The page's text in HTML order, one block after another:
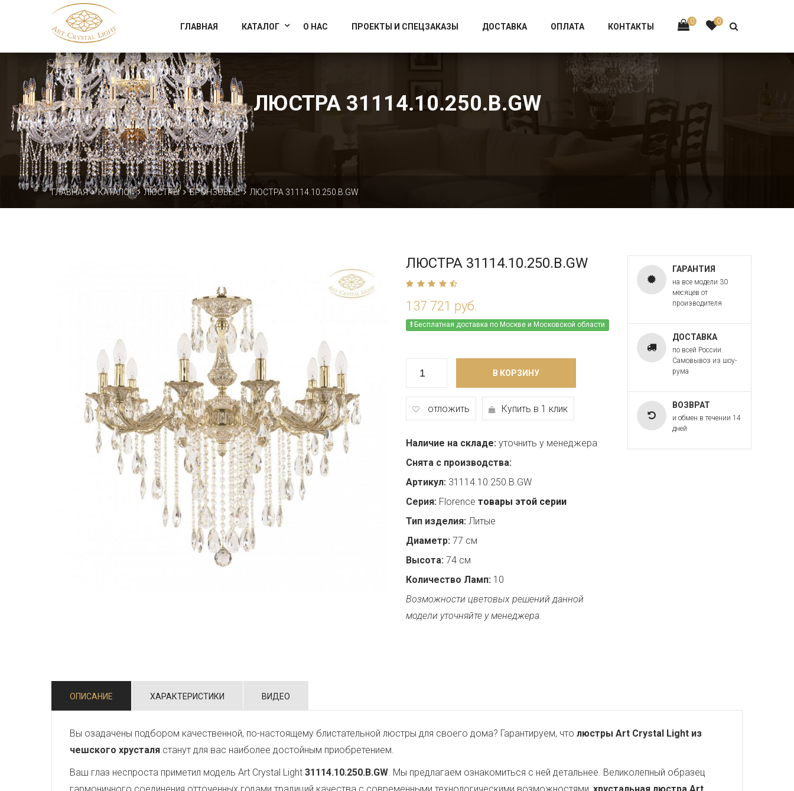
Официальный магазин фабрики Art Crystal Light
0 0
ГЛАВНАЯ КАТАЛОГ О НАС ПРОЕКТЫ И СПЕЦЗАКАЗЫ ДОСТАВКА ОПЛАТА КОНТАКТЫ
ЛЮСТРА 31114.10.250.B.GW
ГЛАВНАЯ КАТАЛОГ ЛЮСТРЫ БРОНЗОВЫЕ ЛЮСТРА 31114.10.250.B.GW
ЛЮСТРА 31114.10.250.B.GW
137 721 руб.
Бесплатная доставка по Москве и Московской области
В КОРЗИНУ
отложить Купить в 1 клик
Наличие на складе: уточнить у менеджера
Снята с производства:
Артикул: 31114.10.250.B.GW
Серия: Florence товары этой серии
Тип изделия: Литые
Диаметр: 77 см
Высота: 74 см
Количество Ламп: 10
Возможности цветовых решений данной
модели уточняйте у менеджера.
ГАРАНТИЯ
на все модели 30
месяцев от
производителя
ДОСТАВКА
по всей России.
Самовывоз из шоу-
рума
ВОЗВРАТ
и обмен в течении 14
дней
ОПИСАНИЕ ХАРАКТЕРИСТИКИ ВИДЕО
Вы озадачены подбором качественной, по-настоящему блистательной люстры для своего дома? Гарантируем, что люстры Art Crystal Light из
чешского хрусталя станут для вас наиболее достойным приобретением.
Ваш глаз неспроста приметил модель Art Crystal Light 31114.10.250.B.GW. Мы предлагаем ознакомиться с ней детальнее. Великолепный образец